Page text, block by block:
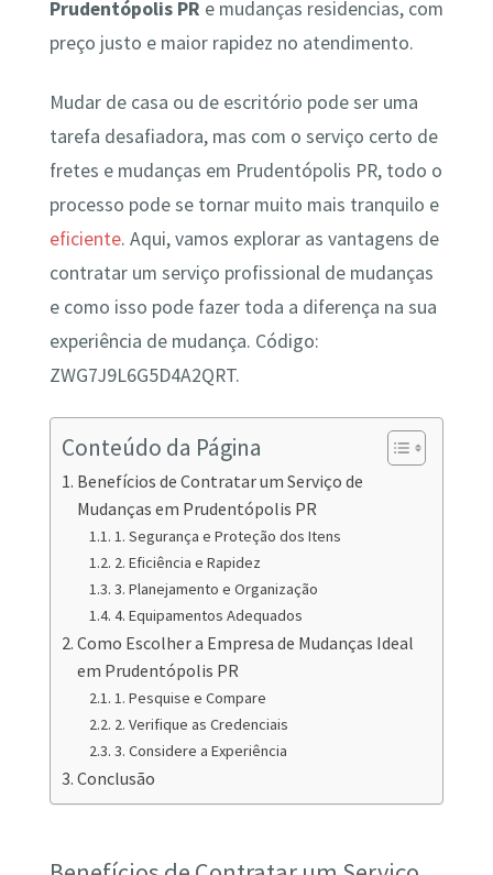
Prudentópolis PR e mudanças residencias, com
preço justo e maior rapidez no atendimento.
Mudar de casa ou de escritório pode ser uma
tarefa desafiadora, mas com o serviço certo de
fretes e mudanças em Prudentópolis PR, todo o
processo pode se tornar muito mais tranquilo e
eficiente. Aqui, vamos explorar as vantagens de
contratar um serviço profissional de mudanças
e como isso pode fazer toda a diferença na sua
experiência de mudança. Código:
ZWG7J9L6G5D4A2QRT.
Conteúdo da Página
Benefícios de Contratar um Serviço de
Mudanças em Prudentópolis PR
1. Segurança e Proteção dos Itens
2. Eficiência e Rapidez
3. Planejamento e Organização
4. Equipamentos Adequados
Como Escolher a Empresa de Mudanças Ideal
em Prudentópolis PR
1. Pesquise e Compare
2. Verifique as Credenciais
3. Considere a Experiência
Conclusão